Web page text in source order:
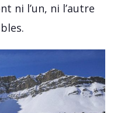
ni l’un, ni l’autre